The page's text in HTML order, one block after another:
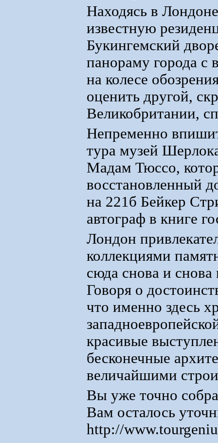
Находясь в
известную
Букингемский
панораму города с
на колесе
оценить другой,
Великобритании,
Непременно
тура музей
Мадам Тюссо,
восстановленный
на 221б Бейкер
автограф в книге
Лондон
коллекциями
сюда снова и снова
Говоря о
что именно здесь
красивые
бесконечные
величайшими
Вы уже точно
Вам осталось
http://